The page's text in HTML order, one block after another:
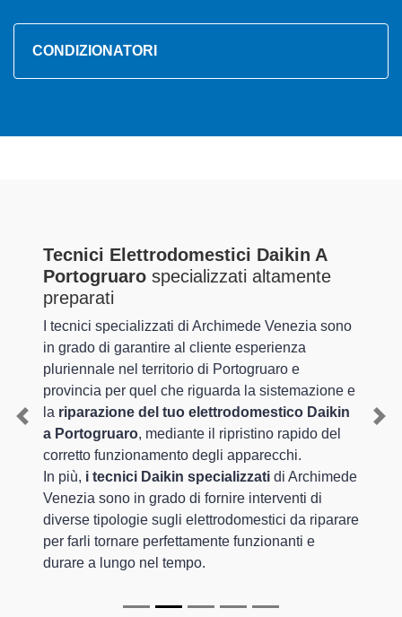
CONDIZIONATORI
Tecnici Elettrodomestici Daikin A
Portogruaro specializzati altamente
preparati
I tecnici specializzati di Archimede Venezia sono
in grado di garantire al cliente esperienza
pluriennale nel territorio di Portogruaro e
provincia per quel che riguarda la sistemazione e
la riparazione del tuo elettrodomestico Daikin
a Portogruaro, mediante il ripristino rapido del
corretto funzionamento degli apparecchi.
In più, i tecnici Daikin specializzati di Archimede
Venezia sono in grado di fornire interventi di
diverse tipologie sugli elettrodomestici da riparare
per farli tornare perfettamente funzionanti e
durare a lungo nel tempo.
Previous